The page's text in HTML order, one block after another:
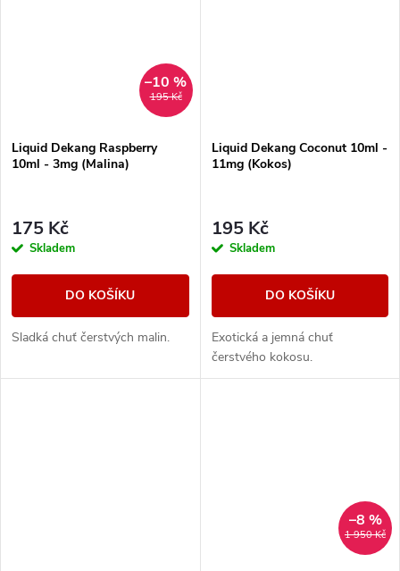
195 Kč
–10 %
Liquid Dekang Raspberry
10ml - 3mg (Malina)
175 Kč
Skladem
DO KOŠÍKU
Sladká chuť čerstvých malin.
Liquid Dekang Coconut 10ml -
11mg (Kokos)
195 Kč
Skladem
DO KOŠÍKU
Exotická a jemná chuť
čerstvého kokosu.
1 950 Kč
–8 %